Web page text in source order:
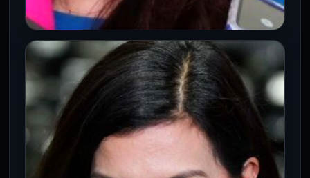
CÁMARA DE DIPUTADOS
México y España pausan diálogo
parlamentario: una decisión
estratégica en medio de tensiones
políticas
26 May 2026
La reunión interparlamentaria se
reprogramará mientras crecen críticas por